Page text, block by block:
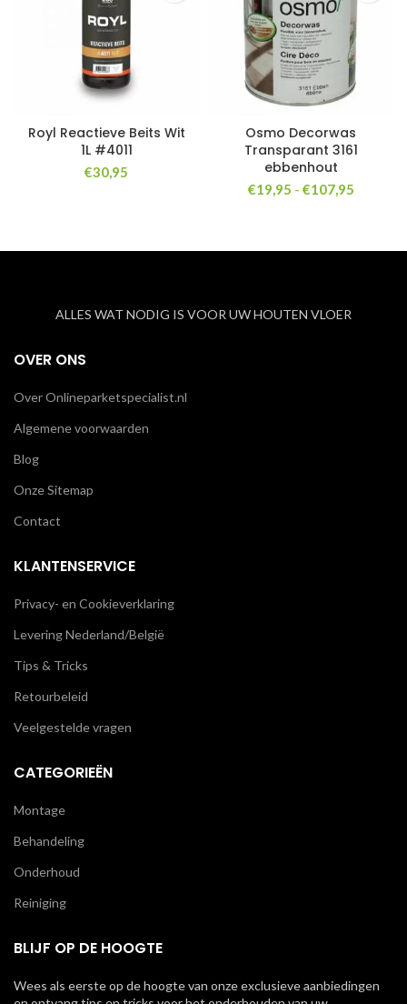
Royl Reactieve Beits Wit
1L #4011
€30,95
Osmo Decorwas
Transparant 3161
ebbenhout
€19,95 - €107,95
ALLES WAT NODIG IS VOOR UW HOUTEN VLOER
OVER ONS
Over Onlineparketspecialist.nl
Algemene voorwaarden
Blog
Onze Sitemap
Contact
KLANTENSERVICE
Privacy- en Cookieverklaring
Levering Nederland/België
Tips & Tricks
Retourbeleid
Veelgestelde vragen
CATEGORIEËN
Montage
Behandeling
Onderhoud
Reiniging
BLIJF OP DE HOOGTE
Wees als eerste op de hoogte van onze exclusieve aanbiedingen